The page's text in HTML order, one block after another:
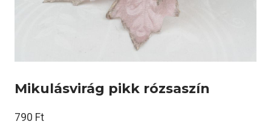
Mikulásvirág pikk rózsaszín
790 Ft